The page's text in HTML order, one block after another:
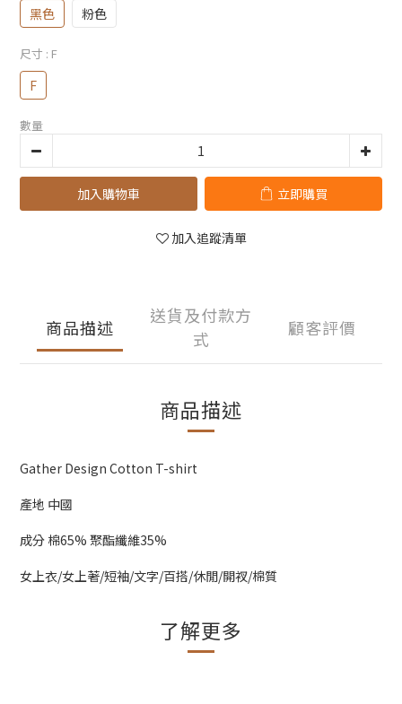
黑色 粉色
尺寸 : F
F
數量
加入購物車 立即購買
加入追蹤清單
商品描述
送貨及付款方
式
顧客評價
商品描述
Gather Design Cotton T-shirt
產地 中國
成分 棉65% 聚酯纖維35%
女上衣/女上著/短袖/文字/百搭/休閒/開衩/棉質
了解更多